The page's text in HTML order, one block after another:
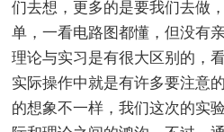
们去想，更多的是要我们去做
单，一看电路图都懂，但没有
理论与实习是有很大区别的，
实际操作中就是有许多要注意
的想象不一样，我们这次的实